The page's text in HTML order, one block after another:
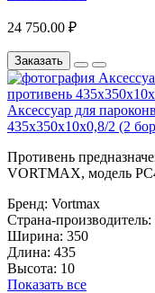
24 750.00 ₽
Заказать
Аксессуар для
435х350х10х0,8/2 (2
Противень
VORTMAX, модель
Бренд: Vortmax
Страна-производитель:
Ширина: 350
Длина: 435
Высота: 10
Показать все